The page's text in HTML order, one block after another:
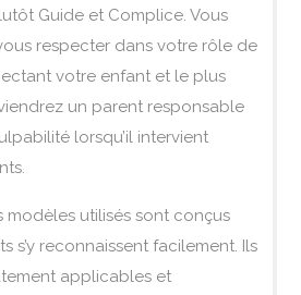
Guide et Complice. Vous
respecter dans votre rôle de
votre enfant et le plus
un parent responsable
lorsqu’il intervient
modèles utilisés sont conçus
s’y reconnaissent facilement. Ils
applicables et